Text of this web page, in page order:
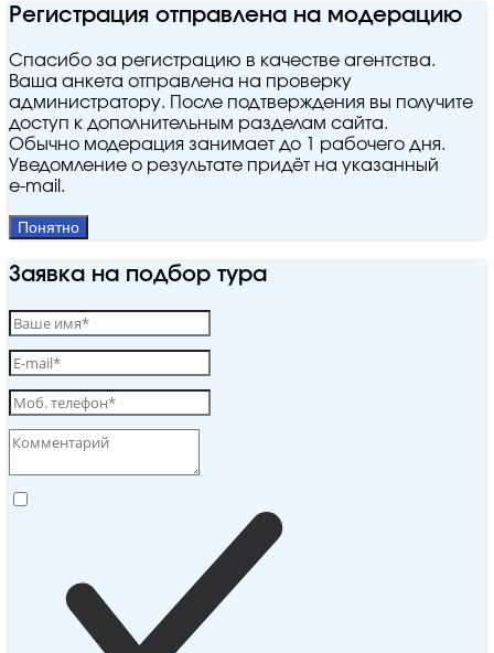
Регистрация отправлена на модерацию
Спасибо за регистрацию в качестве агентства.
Ваша анкета отправлена на проверку
администратору. После подтверждения вы получите
доступ к дополнительным разделам сайта.
Обычно модерация занимает до 1 рабочего дня.
Уведомление о результате придёт на указанный
e‑mail.
Понятно
Заявка на подбор тура